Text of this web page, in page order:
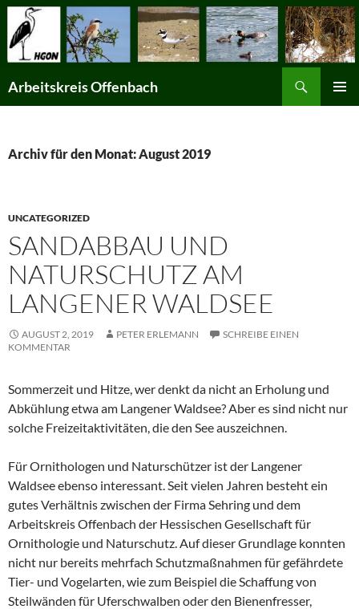
Arbeitskreis Offenbach
Archiv für den Monat: August 2019
UNCATEGORIZED
SANDABBAU UND
NATURSCHUTZ AM
LANGENER WALDSEE
AUGUST 2, 2019 PETER ERLEMANN
SCHREIBE EINEN
KOMMENTAR
Sommerzeit und Hitze, wer denkt da nicht an Erholung und
Abkühlung etwa am Langener Waldsee? Aber es sind nicht nur
solche Freizeitaktivitäten, die den See auszeichnen.
Für Ornithologen und Naturschützer ist der Langener
Waldsee ebenso interessant. Seit vielen Jahren besteht ein
gutes Verhältnis zwischen der Firma Sehring und dem
Arbeitskreis Offenbach der Hessischen Gesellschaft für
Ornithologie und Naturschutz. Auf dieser Grundlage konnten
nicht nur bereits mehrfach Schutzmaßnahmen für gefährdete
Tier- und Vogelarten, wie zum Beispiel die Schaffung von
Steilwänden für Uferschwalben oder den Bienenfresser,